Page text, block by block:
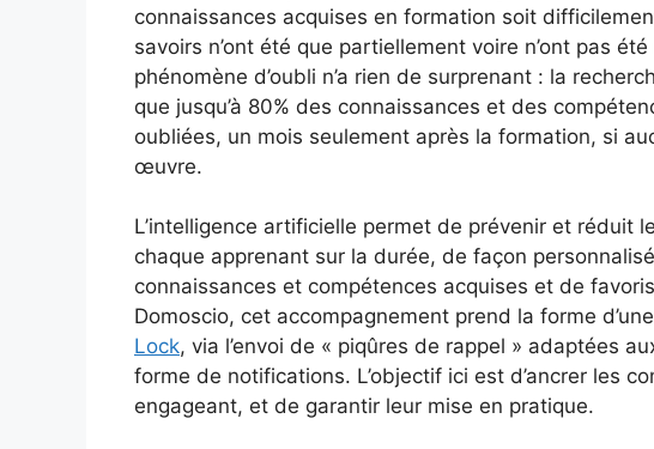
connaissances acquises en formation soit
savoirs n’ont été que partiellement voire n’ont pas
phénomène d’oubli n’a rien de surprenant : la
que jusqu’à 80% des connaissances et des
oubliées, un mois seulement après la formation, si
œuvre.
L’intelligence artificielle permet de prévenir et réduit
chaque apprenant sur la durée, de façon
connaissances et compétences acquises et de
Domoscio, cet accompagnement prend la forme
Lock, via l’envoi de « piqûres de rappel » adaptées
forme de notifications. L’objectif ici est d’ancrer les
engageant, et de garantir leur mise en pratique.